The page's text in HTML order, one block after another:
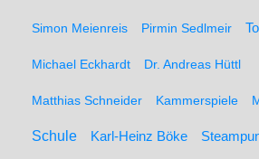
Simon Meienreis Pirmin Sedlmeir
Michael Eckhardt Dr. Andreas Hüttl
Matthias Schneider Kammerspiele
Schule Karl-Heinz Böke